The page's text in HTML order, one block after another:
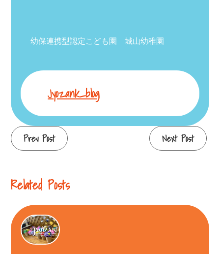
幼保連携型認定こども園 城山幼稚園
Jyozank_blog
Continue
Prev Post Next Post
Related Posts